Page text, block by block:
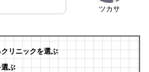
ツカサ
リニックを選ぶ
ぶ